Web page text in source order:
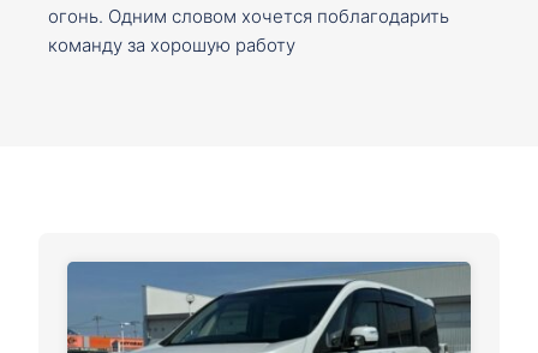
огонь. Одним словом хочется поблагодарить
команду за хорошую работу